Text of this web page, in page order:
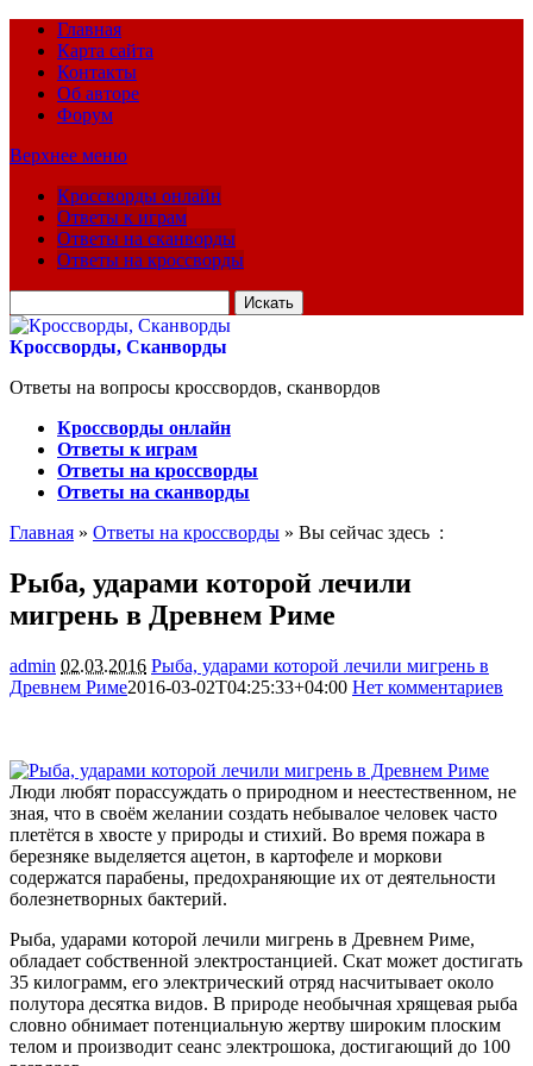
Главная
Карта сайта
Контакты
Об авторе
Форум
Верхнее меню
Кроссворды онлайн
Ответы к играм
Ответы на сканворды
Ответы на кроссворды
для:
Кроссворды, Сканворды
Ответы на вопросы кроссвордов, сканвордов
Кроссворды онлайн
Ответы к играм
Ответы на кроссворды
Ответы на сканворды
Главная » Ответы на кроссворды » Вы сейчас здесь :
Рыба, ударами которой лечили
мигрень в Древнем Риме
admin 02.03.2016 Рыба, ударами которой лечили мигрень в
Древнем Риме2016-03-02T04:25:33+04:00 Нет комментариев
Люди любят порассуждать о природном и неестественном, не
зная, что в своём желании создать небывалое человек часто
плетётся в хвосте у природы и стихий. Во время пожара в
березняке выделяется ацетон, в картофеле и моркови
содержатся парабены, предохраняющие их от деятельности
болезнетворных бактерий.
Рыба, ударами которой лечили мигрень в Древнем Риме,
обладает собственной электростанцией. Скат может достигать
35 килограмм, его электрический отряд насчитывает около
полутора десятка видов. В природе необычная хрящевая рыба
словно обнимает потенциальную жертву широким плоским
телом и производит сеанс электрошока, достигающий до 100